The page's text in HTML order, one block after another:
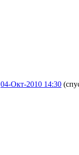
04-Окт-2010 14:30